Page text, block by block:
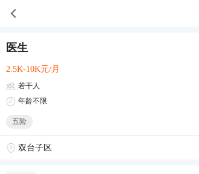
医生
2.5K-10K元/月
若干人
年龄不限
五险
双台子区